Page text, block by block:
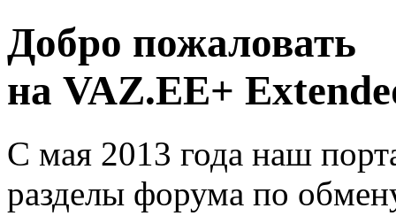
Добро пожаловать
на VAZ.EE+
С мая 2013 года наш
разделы форума по